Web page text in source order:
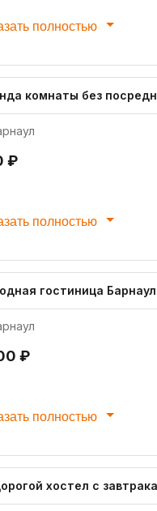
полностью
комнаты без
₽
полностью
гостиница
₽
полностью
хостел с